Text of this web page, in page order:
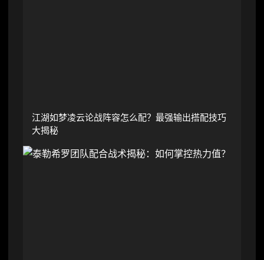
江湖如梦凌云论战阵容怎么配？最强输出搭配技巧
大揭秘